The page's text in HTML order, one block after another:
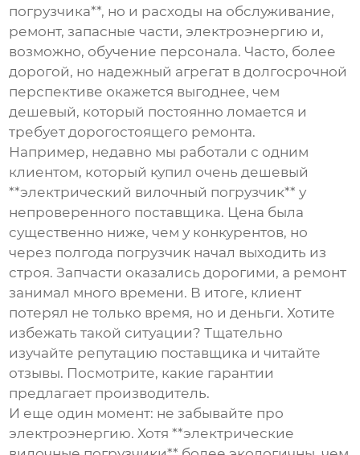
погрузчика**, но и расходы на обслуживание,
ремонт, запасные части, электроэнергию и,
возможно, обучение персонала. Часто, более
дорогой, но надежный агрегат в долгосрочной
перспективе окажется выгоднее, чем
дешевый, который постоянно ломается и
требует дорогостоящего ремонта.
Например, недавно мы работали с одним
клиентом, который купил очень дешевый
**электрический вилочный погрузчик** у
непроверенного поставщика. Цена была
существенно ниже, чем у конкурентов, но
через полгода погрузчик начал выходить из
строя. Запчасти оказались дорогими, а ремонт
занимал много времени. В итоге, клиент
потерял не только время, но и деньги. Хотите
избежать такой ситуации? Тщательно
изучайте репутацию поставщика и читайте
отзывы. Посмотрите, какие гарантии
предлагает производитель.
И еще один момент: не забывайте про
электроэнергию. Хотя **электрические